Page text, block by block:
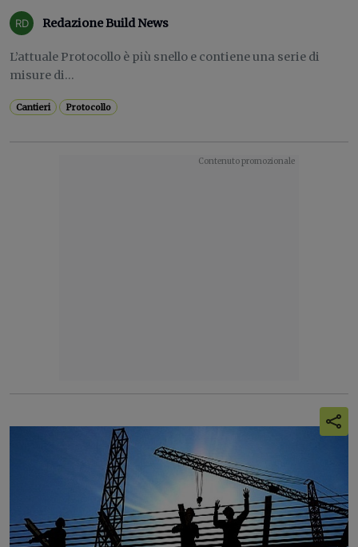
Redazione Build News
L’attuale Protocollo è più snello e contiene una serie di
misure di...
Cantieri Protocollo